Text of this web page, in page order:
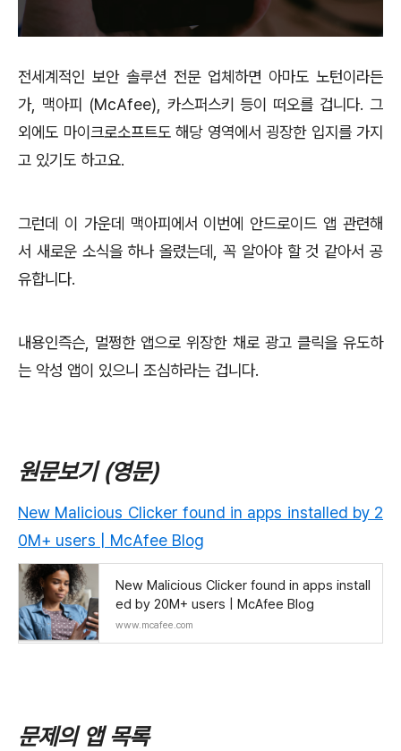
전세계적인 보안 솔루션 전문 업체하면 아마도 노턴이라든
가, 맥아피 (McAfee), 카스퍼스키 등이 떠오를 겁니다. 그
외에도 마이크로소프트도 해당 영역에서 굉장한 입지를 가지
고 있기도 하고요.
그런데 이 가운데 맥아피에서 이번에 안드로이드 앱 관련해
서 새로운 소식을 하나 올렸는데, 꼭 알아야 할 것 같아서 공
유합니다.
내용인즉슨, 멀쩡한 앱으로 위장한 채로 광고 클릭을 유도하
는 악성 앱이 있으니 조심하라는 겁니다.
원문보기 (영문)
New Malicious Clicker found in apps installed by 2
0M+ users | McAfee Blog
New Malicious Clicker found in apps install
ed by 20M+ users | McAfee Blog
www.mcafee.com
문제의 앱 목록